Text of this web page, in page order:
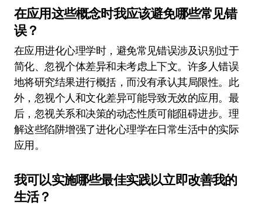
在应用这些概念时我应该避免哪些常见错
误？
在应用进化心理学时，避免常见错误涉及识别过于
简化、忽视个体差异和未考虑上下文。许多人错误
地将研究结果进行概括，而没有承认其局限性。此
外，忽视个人和文化差异可能导致无效的应用。最
后，忽视关系和决策的动态性质可能阻碍进步。理
解这些陷阱增强了进化心理学在日常生活中的实际
应用。
我可以实施哪些最佳实践以立即改善我的
生活？